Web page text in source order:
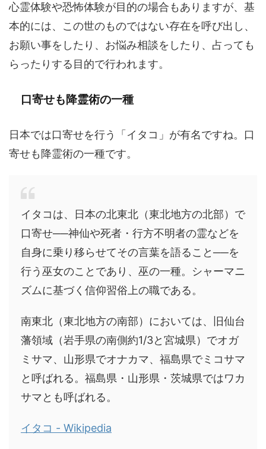
心霊体験や恐怖体験が目的の場合もありますが、基
本的には、この世のものではない存在を呼び出し、
お願い事をしたり、お悩み相談をしたり、占っても
らったりする目的で行われます。
口寄せも降霊術の一種
日本では口寄せを行う「イタコ」が有名ですね。口
寄せも降霊術の一種です。
イタコは、日本の北東北（東北地方の北部）で
口寄せ──神仙や死者・行方不明者の霊などを
自身に乗り移らせてその言葉を語ること──を
行う巫女のことであり、巫の一種。シャーマニ
ズムに基づく信仰習俗上の職である。
南東北（東北地方の南部）においては、旧仙台
藩領域（岩手県の南側約1/3と宮城県）でオガ
ミサマ、山形県でオナカマ、福島県でミコサマ
と呼ばれる。福島県・山形県・茨城県ではワカ
サマとも呼ばれる。
イタコ - Wikipedia